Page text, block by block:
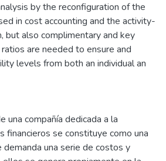
by the reconfiguration of the
in cost accounting and the activity-
but also complimentary and key
are needed to ensure and
levels from both an individual an
una compañía dedicada a la
financieros se constituye como una
una serie de costos y